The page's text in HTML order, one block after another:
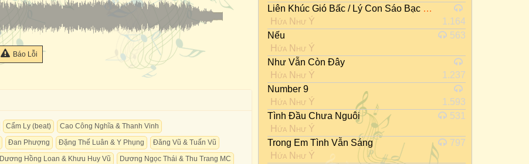
Báo Lỗi
Cẩm Ly (beat)
Cao Công Nghĩa & Thanh Vinh
Đan Phượng Đặng Thế Luân & Y Phụng
Đăng Vũ & Tuấn Vũ
Dương Hồng Loan & Khưu Huy Vũ
Dương Ngọc Thái & Thu Trang MC
Liên Khúc Gió Bấc / Lý Con Sáo Bạc Liêu
Hứa Như Ý
1.164
Nếu
Hứa Như Ý
563
Như Vẫn Còn Đây
Hứa Như Ý
1.237
Number 9
Hứa Như Ý
1.593
Tình Đầu Chưa Nguôi
Hứa Như Ý
531
Trong Em Tình Vẫn Sáng
Hứa Như Ý
797